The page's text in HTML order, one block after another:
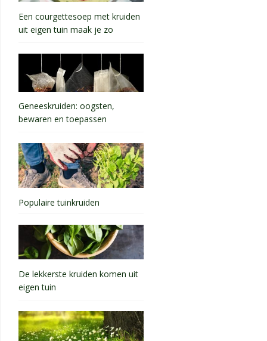
Een courgettesoep met kruiden
uit eigen tuin maak je zo
Geneeskruiden: oogsten,
bewaren en toepassen
Populaire tuinkruiden
De lekkerste kruiden komen uit
eigen tuin